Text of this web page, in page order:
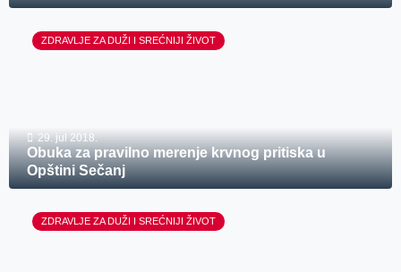
ZDRAVLJE ZA DUŽI I SREĆNIJI ŽIVOT
29. jul 2018.
Obuka za pravilno merenje krvnog pritiska u
Opštini Sečanj
ZDRAVLJE ZA DUŽI I SREĆNIJI ŽIVOT